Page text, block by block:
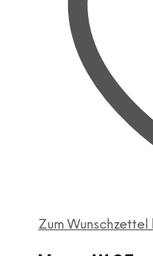
Zum Wunschzettel